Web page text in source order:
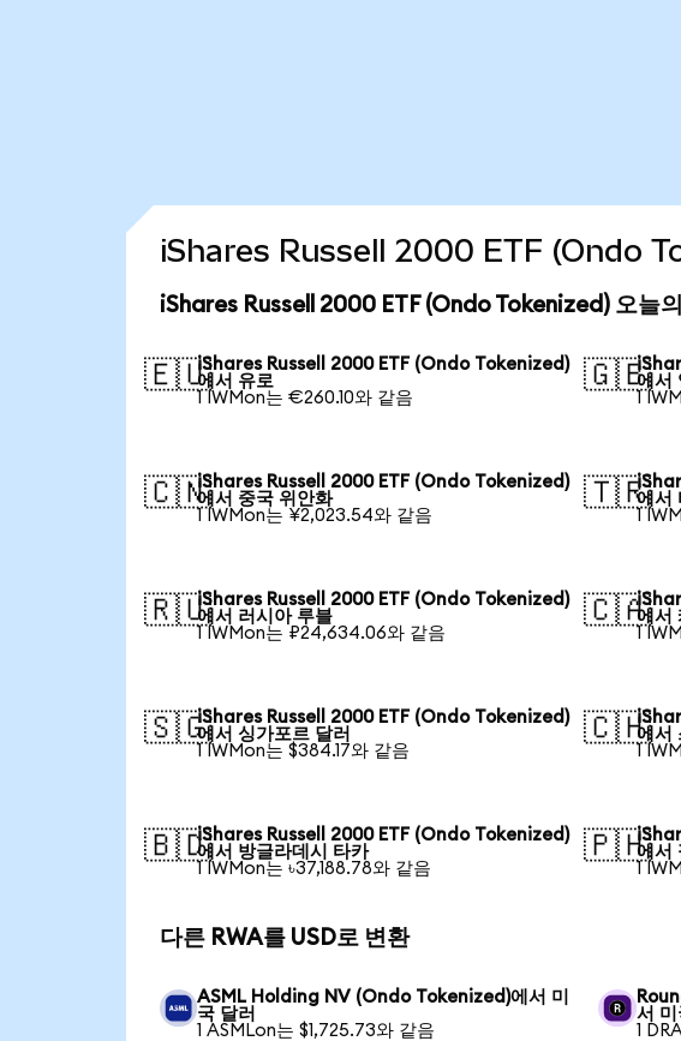
iShares Russell 2000 ETF (Ondo
iShares Russell 2000 ETF (Ondo Tokenized) 오늘
🇪🇺iShares Russell 2000 ETF (Ondo Tokenized)
에서 유로
1 IWMon는 €260.10와 같음
🇬🇧에서
1
🇨🇳iShares Russell 2000 ETF (Ondo Tokenized)
에서 중국 위안화
1 IWMon는 ¥2,023.54와 같음
🇹🇷에서
1
🇷🇺iShares Russell 2000 ETF (Ondo Tokenized)
에서 러시아 루블
1 IWMon는 ₽24,634.06와 같음
🇨🇦에서
1
🇸🇬iShares Russell 2000 ETF (Ondo Tokenized)
에서 싱가포르 달러
1 IWMon는 $384.17와 같음
🇨🇭에서
1
🇧🇩iShares Russell 2000 ETF (Ondo Tokenized)
에서 방글라데시 타카
1 IWMon는 ৳37,188.78와 같음
🇵🇭에서
1
다른 RWA를 USD로 변환
ASML Holding NV (Ondo Tokenized)에서 미
국 달러
1 ASMLon는 $1,725.73와 같음
서 미
1